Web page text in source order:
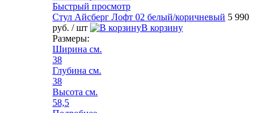
Быстрый просмотр
Стул Айсберг Лофт 02 белый/коричневый 5 990
руб. / шт
В корзину
Размеры:
Ширина см.
38
Глубина см.
38
Высота см.
58,5